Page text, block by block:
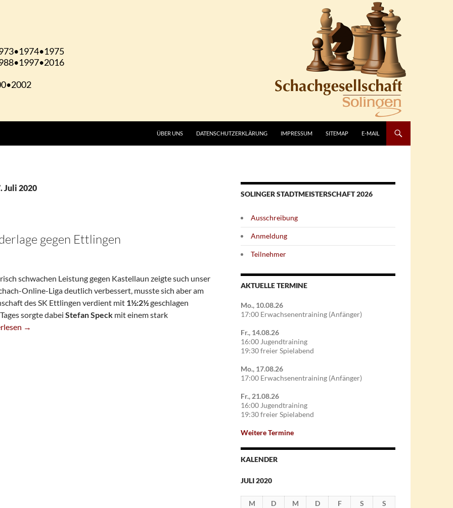
ÜBER UNS DATENSCHUTZERKLÄRUNG IMPRESSUM SITEMAP E-MAIL
Juli 2020
gegen Ettlingen
schwachen Leistung gegen Kastellaun zeigte such unser
Online-Liga deutlich verbessert, musste sich aber am
des SK Ettlingen verdient mit 1½:2½geschlagen
sorgte dabei Stefan Speck mit einem stark
Knappe Niederlage Gegen Ettlingen
→
SOLINGER STADTMEISTERSCHAFT 2026
Ausschreibung
Anmeldung
Teilnehmer
AKTUELLE TERMINE
Mo., 10.08.26
17:00 Erwachsenentraining (Anfänger)
Fr., 14.08.26
16:00 Jugendtraining
19:30 freier Spielabend
Mo., 17.08.26
17:00 Erwachsenentraining (Anfänger)
Fr., 21.08.26
16:00 Jugendtraining
19:30 freier Spielabend
Weitere Termine
KALENDER
JULI 2020
M D M D F S
S